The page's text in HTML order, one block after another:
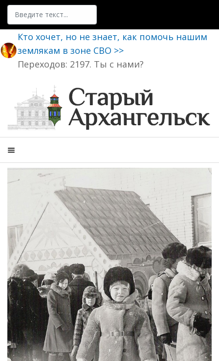
Поиск
Кто хочет, но не знает, как помочь нашим
землякам в зоне СВО >>
Переходов: 2197. Ты с нами?